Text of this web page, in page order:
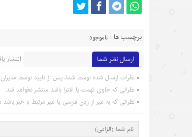
برچسب ها : ناموجود
ارسال نظر شما انتشار
نظرات ارسال شده توسط شما، پس از تایید توسط
نظراتی که حاوی تهمت یا افترا باشد منتشر نخواهد شد.
نظراتی که به غیر از زبان فارسی یا غیر مرتبط با خبر